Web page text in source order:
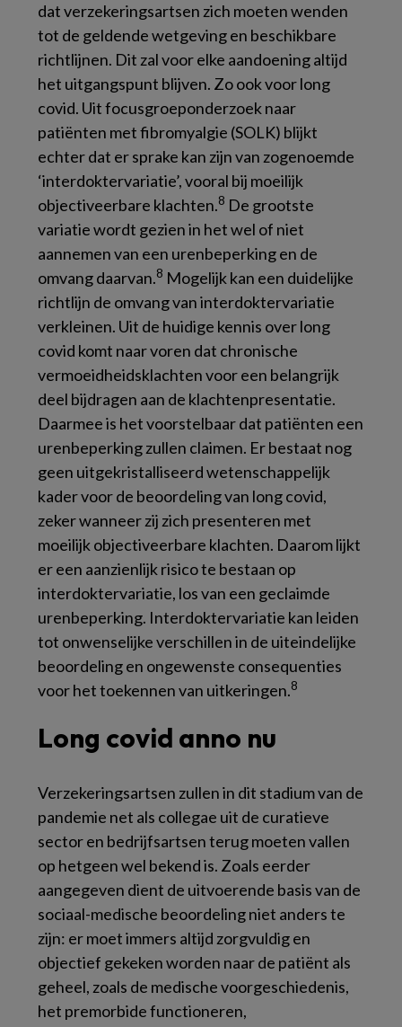
dat verzekeringsartsen zich moeten wenden
tot de geldende wetgeving en beschikbare
richtlijnen. Dit zal voor elke aandoening altijd
het uitgangspunt blijven. Zo ook voor long
covid. Uit focusgroeponderzoek naar
patiënten met fibromyalgie (SOLK) blijkt
echter dat er sprake kan zijn van zogenoemde
‘interdoktervariatie’, vooral bij moeilijk
objectiveerbare klachten.8 De grootste
variatie wordt gezien in het wel of niet
aannemen van een urenbeperking en de
omvang daarvan.8 Mogelijk kan een duidelijke
richtlijn de omvang van interdoktervariatie
verkleinen. Uit de huidige kennis over long
covid komt naar voren dat chronische
vermoeidheidsklachten voor een belangrijk
deel bijdragen aan de klachtenpresentatie.
Daarmee is het voorstelbaar dat patiënten een
urenbeperking zullen claimen. Er bestaat nog
geen uitgekristalliseerd wetenschappelijk
kader voor de beoordeling van long covid,
zeker wanneer zij zich presenteren met
moeilijk objectiveerbare klachten. Daarom lijkt
er een aanzienlijk risico te bestaan op
interdoktervariatie, los van een geclaimde
urenbeperking. Interdoktervariatie kan leiden
tot onwenselijke verschillen in de uiteindelijke
beoordeling en ongewenste consequenties
voor het toekennen van uitkeringen.8
Long covid anno nu
Verzekeringsartsen zullen in dit stadium van de
pandemie net als collegae uit de curatieve
sector en bedrijfsartsen terug moeten vallen
op hetgeen wel bekend is. Zoals eerder
aangegeven dient de uitvoerende basis van de
sociaal-medische beoordeling niet anders te
zijn: er moet immers altijd zorgvuldig en
objectief gekeken worden naar de patiënt als
geheel, zoals de medische voorgeschiedenis,
het premorbide functioneren,